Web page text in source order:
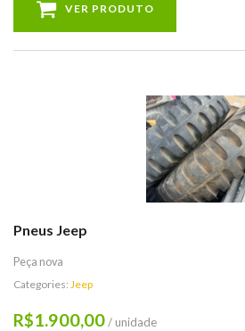
VER PRODUTO
Pneus Jeep
Peça nova
Categories: Jeep
R$1.900,00/ unidade